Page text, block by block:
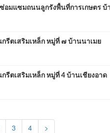
อมแซมถนนลูกรังพื้นที่การเกษตร บ้
รีตเสริมเหล็ก หมู่ที่ ๗ บ้านนาเมย
ตเสริมเหล็ก หมู่ที่ 4 บ้านเชียงอาด
3 4 >